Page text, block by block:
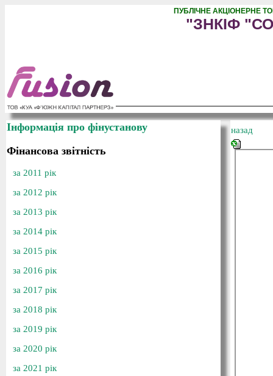
ПУБЛІЧНЕ АКЦІОНЕРНЕ
"ЗНКІФ
Інформація про фінустанову
Фінансова звітність
за 2011 рік
за 2012 рік
за 2013 рік
за 2014 рік
за 2015 рік
за 2016 рік
за 2017 рік
за 2018 рік
за 2019 рік
за 2020 рік
за 2021 рік
назад